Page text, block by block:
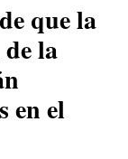
que la
la
en el